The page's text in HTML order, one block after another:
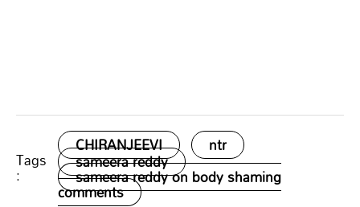
Tags
:
CHIRANJEEVI ntr
sameera reddy
sameera reddy on body shaming
comments